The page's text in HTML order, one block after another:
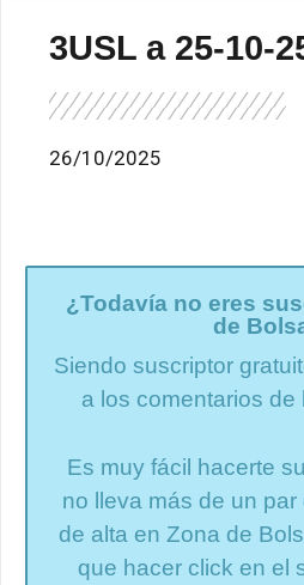
3USL a 25-10-
26/10/2025
¿Todavía no eres
de
Siendo suscriptor
a los comentarios de
Es muy fácil hacerte
no lleva más de un
de alta en Zona de
que hacer click en el